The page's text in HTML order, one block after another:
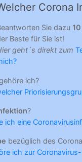
Corona
Sie dazu
Beste für Sie ist!
geht´s direkt zum
ich?
?
ich eine
bezüglich des
ich zur